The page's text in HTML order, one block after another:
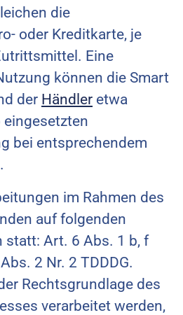
die
oder Kreditkarte, je
Eine
können die Smart
der Händler etwa
eingesetzten
bei entsprechendem
im Rahmen des
auf folgenden
statt: Art. 6 Abs. 1 b, f
2 Nr. 2 TDDDG.
Rechtsgrundlage des
verarbeitet werden,